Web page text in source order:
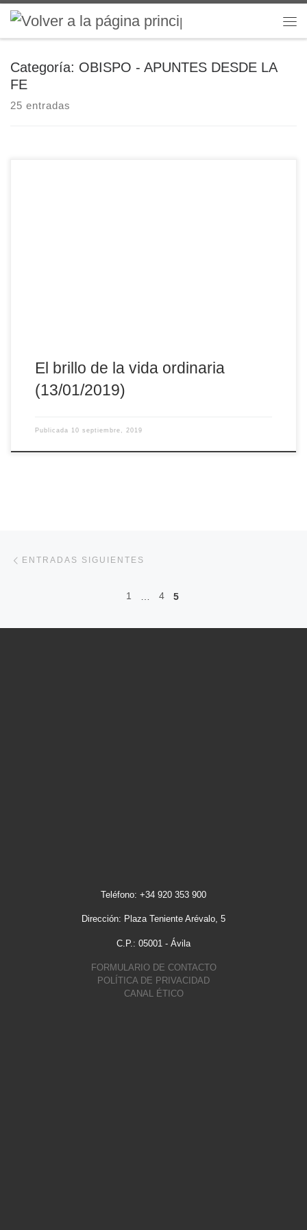
Saltar al contenido
Categoría: OBISPO - APUNTES DESDE LA
FE
25 entradas
El brillo de la vida ordinaria
(13/01/2019)
Publicada 10 septiembre, 2019
ENTRADAS SIGUIENTES
1 4 5
Teléfono: +34 920 353 900
Dirección: Plaza Teniente Arévalo, 5
C.P.: 05001 - Ávila
FORMULARIO DE CONTACTO
POLÍTICA DE PRIVACIDAD
CANAL ÉTICO